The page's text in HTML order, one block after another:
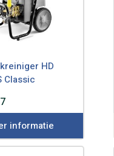
HD
Classic
informatie